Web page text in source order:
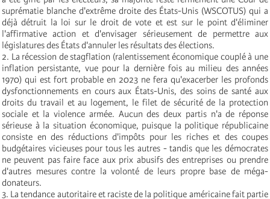
suprématie blanche d'extrême droite des États-Unis (WSCOTUS) qui a
déjà détruit la loi sur le droit de vote et est sur le point d'éliminer
l'affirmative action et d'envisager sérieusement de permettre aux
législatures des États d'annuler les résultats des élections.
2. La récession de stagflation (ralentissement économique couplé à une
inflation persistante, vue pour la dernière fois au milieu des années
1970) qui est fort probable en 2023 ne fera qu'exacerber les profonds
dysfonctionnements en cours aux États-Unis, des soins de santé aux
droits du travail et au logement, le filet de sécurité de la protection
sociale et la violence armée. Aucun des deux partis n'a de réponse
sérieuse à la situation économique, puisque la politique républicaine
consiste en des réductions d'impôts pour les riches et des coupes
budgétaires vicieuses pour tous les autres - tandis que les démocrates
ne peuvent pas faire face aux prix abusifs des entreprises ou prendre
d'autres mesures contre la volonté de leurs propre base de méga-
donateurs.
3. La tendance autoritaire et raciste de la politique américaine fait partie